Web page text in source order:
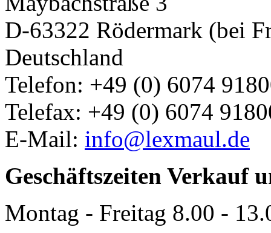
D-63322 Rödermark (bei
Deutschland
Telefon: +49 (0) 6074
Telefax: +49 (0) 6074
E-Mail: info@lexmaul.de
Geschäftszeiten Verkauf
Montag - Freitag 8.00 -